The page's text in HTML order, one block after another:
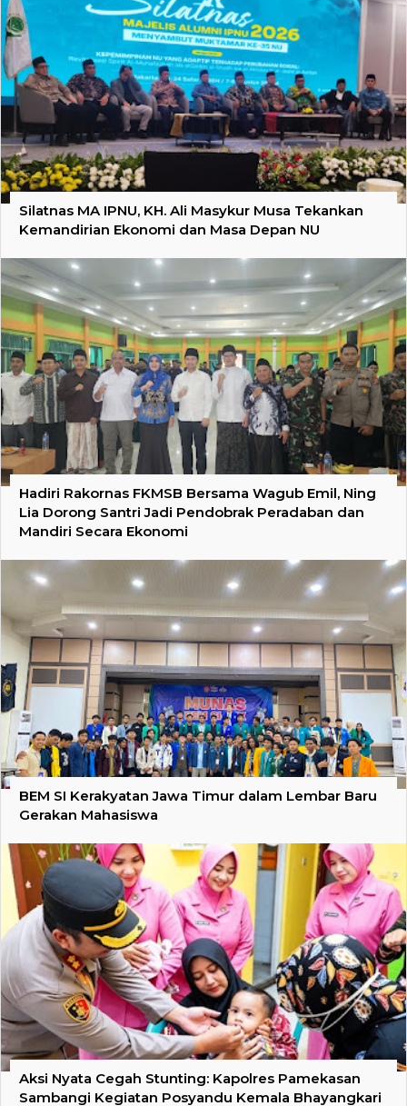
Silatnas MA IPNU, KH. Ali Masykur Musa Tekankan
Kemandirian Ekonomi dan Masa Depan NU
Hadiri Rakornas FKMSB Bersama Wagub Emil, Ning
Lia Dorong Santri Jadi Pendobrak Peradaban dan
Mandiri Secara Ekonomi
BEM SI Kerakyatan Jawa Timur dalam Lembar Baru
Gerakan Mahasiswa
Aksi Nyata Cegah Stunting: Kapolres Pamekasan
Sambangi Kegiatan Posyandu Kemala Bhayangkari